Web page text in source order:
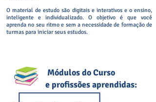
O material de estudo são digitais e interativos e o ensino,
inteligente e individualizado. O objetivo é que você
aprenda no seu ritmo e sem a necessidade de formação de
turmas para iniciar seus estudos.
Módulos do Curso
e profissões aprendidas: